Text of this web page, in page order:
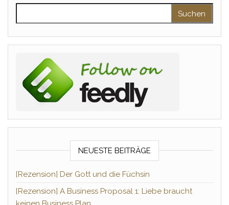
NEUESTE BEITRÄGE
[Rezension] Der Gott und die Füchsin
[Rezension] A Business Proposal 1: Liebe braucht